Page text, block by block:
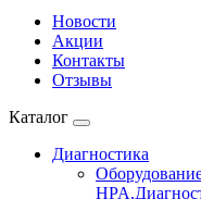
Новости
Акции
Контакты
Отзывы
Каталог
Диагностика